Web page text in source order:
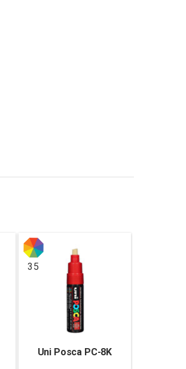
35
Uni Posca PC-8K